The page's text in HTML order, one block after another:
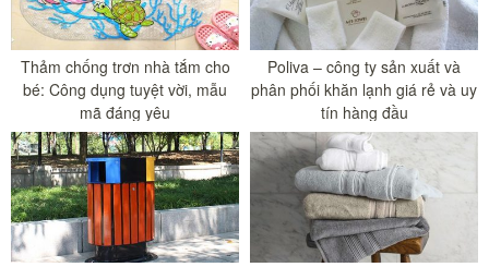
Thảm chống trơn nhà tắm cho
bé: Công dụng tuyệt vời, mẫu
mã đáng yêu
Poliva – công ty sản xuất và
phân phối khăn lạnh giá rẻ và uy
tín hàng đầu